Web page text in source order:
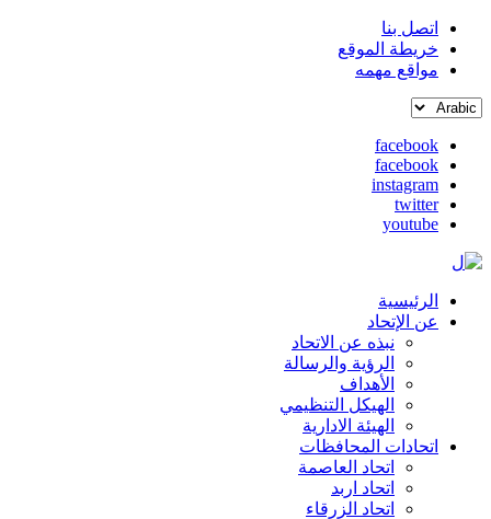
القائمة
العلوية
(header
top)
اتصل بنا
خريطة الموقع
مواقع مهمه
Select
language
social
media
facebook
facebook
instagram
twitter
youtube
Main
navigation
الرئيسية
عن الإتحاد
نبذه عن الاتحاد
الرؤية والرسالة
الأهداف
الهيكل التنظيمي
الهيئة الادارية
اتحادات المحافظات
اتحاد العاصمة
اتحاد اربد
اتحاد الزرقاء